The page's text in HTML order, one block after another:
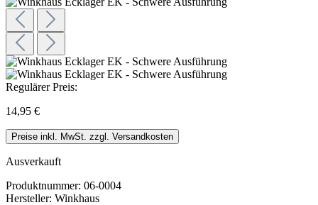
Regulärer Preis:
14,95 €
Preise inkl. MwSt. zzgl. Versandkosten
Ausverkauft
Produktnummer: 06-0004
Hersteller: Winkhaus